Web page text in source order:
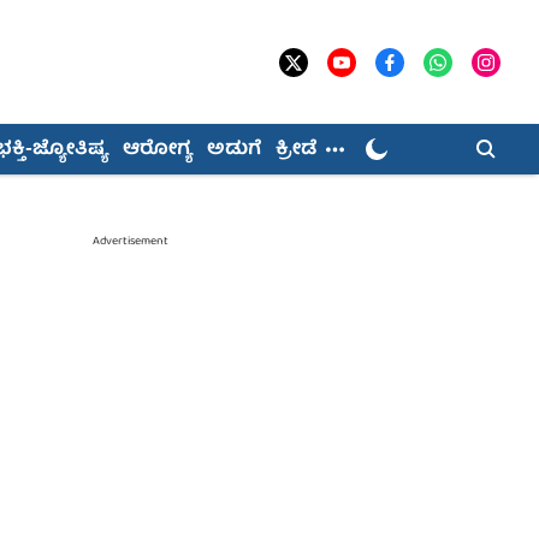
ಜ್ಯೋತಿಷ್ಯ ಆರೋಗ್ಯ ಅಡುಗೆ ಕ್ರೀಡೆ
Advertisement